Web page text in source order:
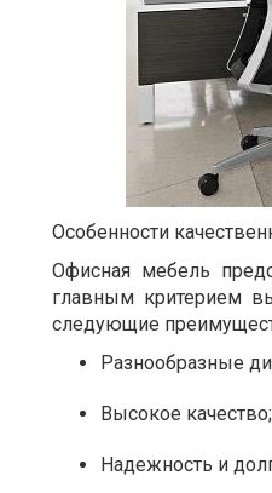
Особенности
Офисная мебель
главным критерием
следующие
Разнообразные
Высокое качество;
Надежность и